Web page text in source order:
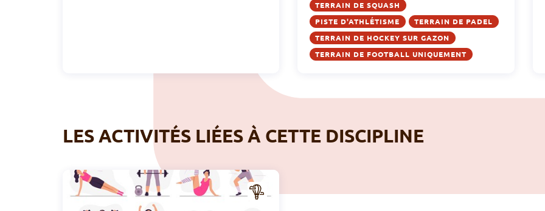
TERRAIN DE SQUASH
PISTE D'ATHLÉTISME TERRAIN DE PADEL
TERRAIN DE HOCKEY SUR GAZON
TERRAIN DE FOOTBALL UNIQUEMENT
LES ACTIVITÉS LIÉES À CETTE DISCIPLINE